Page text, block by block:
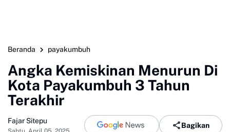
Beranda payakumbuh
Angka Kemiskinan Menurun Di
Kota Payakumbuh 3 Tahun
Terakhir
Fajar Sitepu
Bagikan